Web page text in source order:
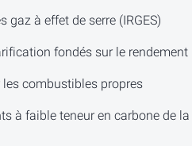
à effet de serre (IRGES)
fondés sur le rendement
combustibles propres
à faible teneur en carbone de la